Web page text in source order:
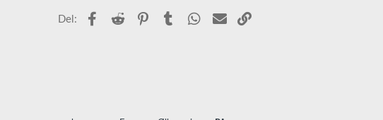
Del: Facebook
Reddit PinterestTumblr WhatsApp
E-post